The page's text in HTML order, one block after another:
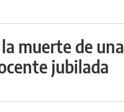
muerte de una
jubilada